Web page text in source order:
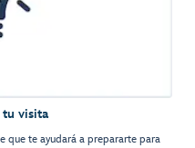
tu visita
que te ayudará a prepararte para